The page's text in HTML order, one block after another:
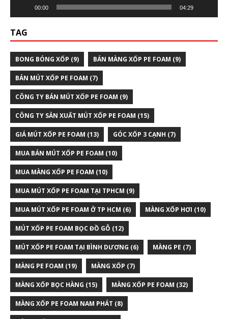
00:00 04:29
TAG
BONG BÓNG XỐP (9) BÁN MÀNG XỐP PE FOAM (9)
BÁN MÚT XỐP PE FOAM (7)
CÔNG TY BÁN MÚT XỐP PE FOAM (9)
CÔNG TY SẢN XUẤT MÚT XỐP PE FOAM (15)
GIÁ MÚT XỐP PE FOAM (13) GÓC XỐP 3 CẠNH (7)
MUA BÁN MÚT XỐP PE FOAM (10)
MUA MÀNG XỐP PE FOAM (10)
MUA MÚT XỐP PE FOAM TẠI TPHCM (9)
MUA MÚT XỐP PE FOAM Ở TP HCM (6) MÀNG XỐP HƠI (10)
MÚT XỐP PE FOAM BỌC ĐỒ GỖ (12)
MÚT XỐP PE FOAM TẠI BÌNH DƯƠNG (6) MÀNG PE (7)
MÀNG PE FOAM (19) MÀNG XỐP (7)
MÀNG XỐP BỌC HÀNG (15) MÀNG XỐP PE FOAM (32)
MÀNG XỐP PE FOAM NAM PHÁT (8)